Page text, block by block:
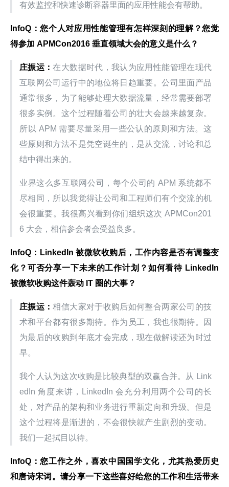
有效监控和快速诊断容器里面的应用性能会有帮助。
InfoQ：您个人对应用性能管理有怎样深刻的理解？您觉
得参加 APMCon2016 垂直领域大会的意义是什么？
庄振运：在大数据时代，我认为应用性能管理在现代
互联网公司运行中的地位将日趋重要。公司里面产品
通常很多，为了能够处理大数据流量，经常需要部署
很多实例。这个过程随着公司的壮大会越来越复杂。
所以 APM 需要尽量采用一些公认的原则和方法。这
些原则和方法不是凭空诞生的，是从交流，讨论和总
结中得出来的。
业界这么多互联网公司，每个公司的 APM 系统都不
尽相同，所以我觉得让公司和工程师们有个交流的机
会很重要。我很高兴看到你们组织这次 APMCon201
6 大会，相信参会者会受益良多。
InfoQ：LinkedIn 被微软收购后，工作内容是否有调整变
化？可否分享一下未来的工作计划？如何看待 LinkedIn
被微软收购这件轰动 IT 圈的大事？
庄振运：相信大家对于收购后如何整合两家公司的技
术和平台都有很多期待。作为员工，我也很期待。因
为最后的收购到年底才会完成，现在做解读还为时过
早。
我个人认为这次收购是比较典型的双赢合并。从 Link
edIn 角度来讲，LinkedIn 会充分利用两个公司的长
处，对产品的架构和业务进行重新定向和升级。但是
这个过程将是渐进的，不会很快就产生剧烈的变动。
我们一起拭目以待。
InfoQ：您工作之外，喜欢中国国学文化，尤其热爱历史
和唐诗宋词。请分享一下这些喜好给您的工作和生活带来